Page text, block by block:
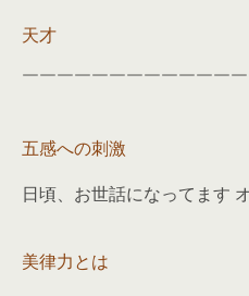
天才
￣￣￣￣￣￣￣￣￣￣￣￣
五感への刺激
日頃、お世話になってます
美律力とは